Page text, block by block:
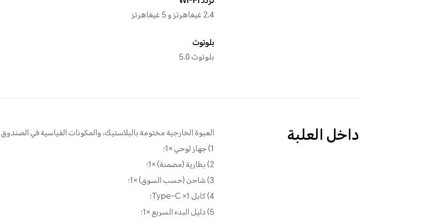
2.4 غيغاهرتز و 5 غيغاهرتز
بلوتوث
بلوتوث 5.0
داخل العلبة
العبوة الخارجية مختومة بالبلاستيك، والمكونات القياسية في
1) جهاز لوحي ×1؛
2) بطارية (مضمنة) ×1؛
3) شاحن (حسب السوق) ×1؛
4) كابل Type-C ×1؛
5) دليل البدء السريع ×1؛